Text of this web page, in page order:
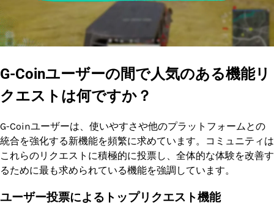
G-Coinユーザーの間で人気のある機能リ
クエストは何ですか？
G-Coinユーザーは、使いやすさや他のプラットフォームとの
統合を強化する新機能を頻繁に求めています。コミュニティは
これらのリクエストに積極的に投票し、全体的な体験を改善す
るために最も求められている機能を強調しています。
ユーザー投票によるトップリクエスト機能